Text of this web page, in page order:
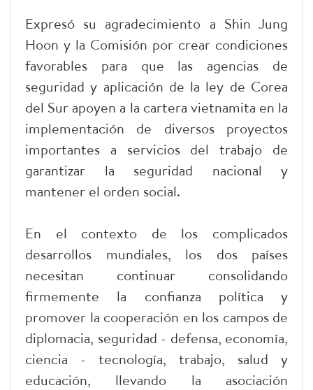
Expresó su agradecimiento a Shin Jung
Hoon y la Comisión por crear condiciones
favorables para que las agencias de
seguridad y aplicación de la ley de Corea
del Sur apoyen a la cartera vietnamita en la
implementación de diversos proyectos
importantes a servicios del trabajo de
garantizar la seguridad nacional y
mantener el orden social.
En el contexto de los complicados
desarrollos mundiales, los dos países
necesitan continuar consolidando
firmemente la confianza política y
promover la cooperación en los campos de
diplomacia, seguridad - defensa, economía,
ciencia - tecnología, trabajo, salud y
educación, llevando la asociación